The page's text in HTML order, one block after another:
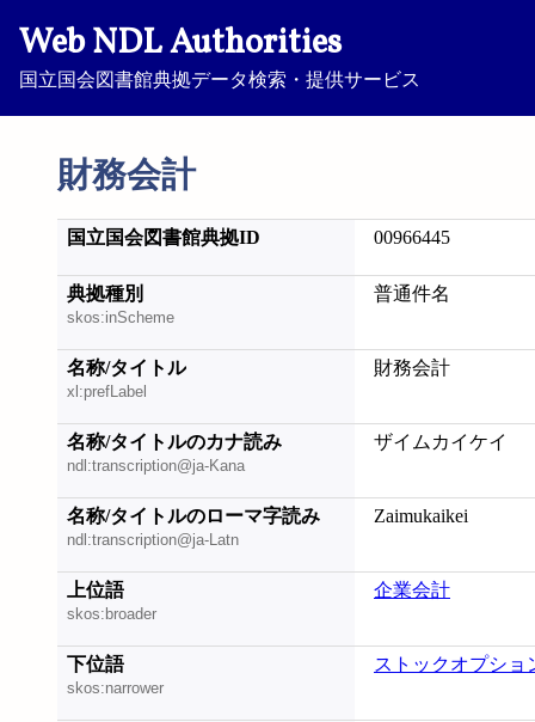
Web NDL Authorities
国立国会図書館典拠データ検索・提供サービス
財務会計
国立国会図書館典拠ID 00966445
典拠種別
skos:inScheme
普通件名
名称/タイトル
xl:prefLabel
財務会計
名称/タイトルのカナ読み
ndl:transcription@ja-Kana
ザイムカイケイ
名称/タイトルのローマ字読み
ndl:transcription@ja-Latn
Zaimukaikei
上位語
skos:broader
企業会計
下位語
skos:narrower
ストックオプショ